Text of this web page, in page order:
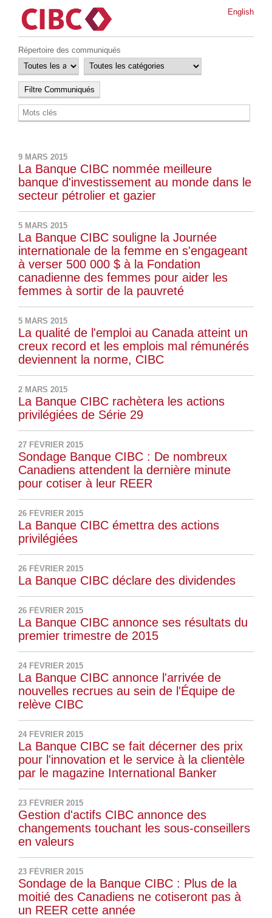
English
Répertoire des communiqués
9 MARS 2015
La Banque CIBC nommée meilleure
banque d'investissement au monde dans le
secteur pétrolier et gazier
5 MARS 2015
La Banque CIBC souligne la Journée
internationale de la femme en s'engageant
à verser 500 000 $ à la Fondation
canadienne des femmes pour aider les
femmes à sortir de la pauvreté
5 MARS 2015
La qualité de l'emploi au Canada atteint un
creux record et les emplois mal rémunérés
deviennent la norme, CIBC
2 MARS 2015
La Banque CIBC rachètera les actions
privilégiées de Série 29
27 FÉVRIER 2015
Sondage Banque CIBC : De nombreux
Canadiens attendent la dernière minute
pour cotiser à leur REER
26 FÉVRIER 2015
La Banque CIBC émettra des actions
privilégiées
26 FÉVRIER 2015
La Banque CIBC déclare des dividendes
26 FÉVRIER 2015
La Banque CIBC annonce ses résultats du
premier trimestre de 2015
24 FÉVRIER 2015
La Banque CIBC annonce l'arrivée de
nouvelles recrues au sein de l'Équipe de
relève CIBC
24 FÉVRIER 2015
La Banque CIBC se fait décerner des prix
pour l'innovation et le service à la clientèle
par le magazine International Banker
23 FÉVRIER 2015
Gestion d'actifs CIBC annonce des
changements touchant les sous-conseillers
en valeurs
23 FÉVRIER 2015
Sondage de la Banque CIBC : Plus de la
moitié des Canadiens ne cotiseront pas à
un REER cette année